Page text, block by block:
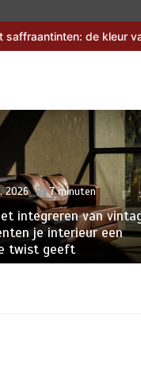
de kleur van 2026
2026 7 minuten
integreren van
je interieur een
twist geeft